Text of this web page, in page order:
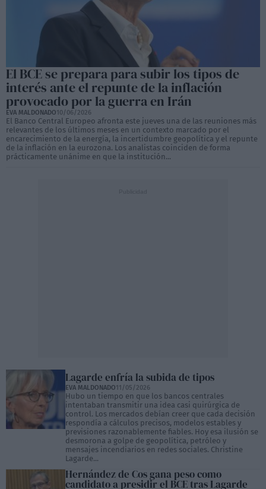
El BCE se prepara para subir los tipos de
interés ante el repunte de la inflación
provocado por la guerra en Irán
EVA MALDONADO10/06/2026
El Banco Central Europeo afronta este jueves una de las reuniones más
relevantes de los últimos meses en un contexto marcado por el
encarecimiento de la energía, la incertidumbre geopolítica y el repunte
de la inflación en la eurozona. Los analistas coinciden de forma
prácticamente unánime en que la institución...
Lagarde enfría la subida de tipos
EVA MALDONADO11/05/2026
Hubo un tiempo en que los bancos centrales
intentaban transmitir una idea casi quirúrgica de
control. Los mercados debían creer que cada decisión
respondía a cálculos precisos, modelos estables y
previsiones razonablemente fiables. Hoy esa ilusión se
desmorona a golpe de geopolítica, petróleo y
mensajes incendiarios en redes sociales. Christine
Lagarde...
Hernández de Cos gana peso como
candidato a presidir el BCE tras Lagarde